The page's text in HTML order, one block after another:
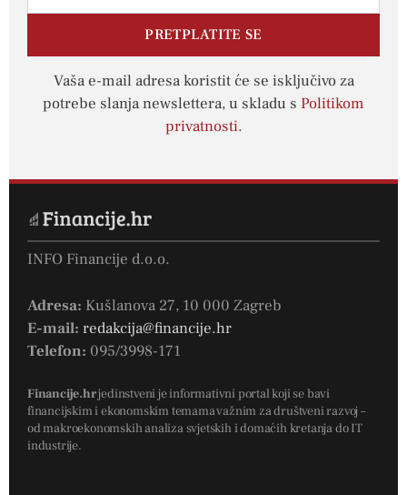
PRETPLATITE SE
Vaša e-mail adresa koristit će se isključivo za
potrebe slanja newslettera, u skladu s Politikom
privatnosti.
INFO Financije d.o.o.
Adresa: Kušlanova 27, 10 000 Zagreb
E-mail: redakcija@financije.hr
Telefon: 095/3998-171
Financije.hrjedinstveni je informativni portal koji se bavi
financijskim i ekonomskim temama važnim za društveni razvoj –
od makroekonomskih analiza svjetskih i domaćih kretanja do IT
industrije.